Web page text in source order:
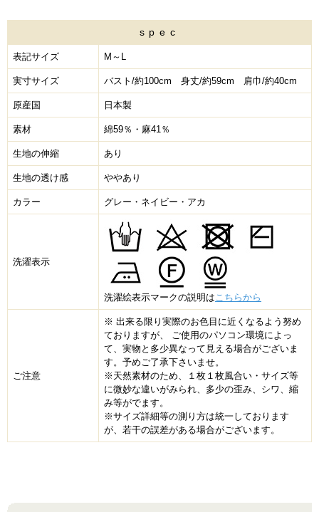
spec
表記サイズ M～L
実寸サイズ バスト/約100cm 身丈/約59cm 肩巾/約40cm
原産国 日本製
素材 綿59％・麻41％
生地の伸縮 あり
生地の透け感 ややあり
カラー グレー・ネイビー・アカ
洗濯表示
洗濯絵表示マークの説明はこちらから
ご注意
※ 出来る限り実際のお色目に近くなるよう努め
ておりますが、 ご使用のパソコン環境によっ
て、実物と多少異なって見える場合がございま
す。予めご了承下さいませ。
※天然素材のため、１枚１枚風合い・サイズ等
に微妙な違いがみられ、多少の歪み、シワ、縮
み等がでます。
※サイズ詳細等の測り方は統一しております
が、若干の誤差がある場合がございます。